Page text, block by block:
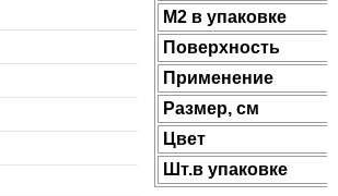
М2 в упаковке
Поверхность
Применение
Размер, см
Цвет
Шт.в упаковке